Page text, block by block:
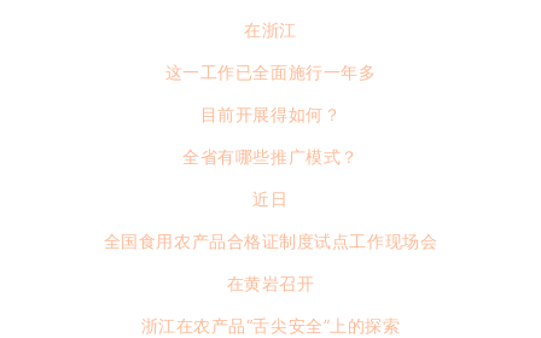
在浙江
这一工作已全面施行一年多
目前开展得如何？
全省有哪些推广模式？
近日
全国食用农产品合格证制度试点工作现场会
在黄岩召开
浙江在农产品“舌尖安全”上的探索